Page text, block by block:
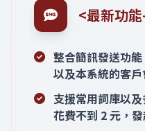
<最新功
整合簡訊發送功
以及本系統的客
支援常用詞庫以
花費不到 2 元，